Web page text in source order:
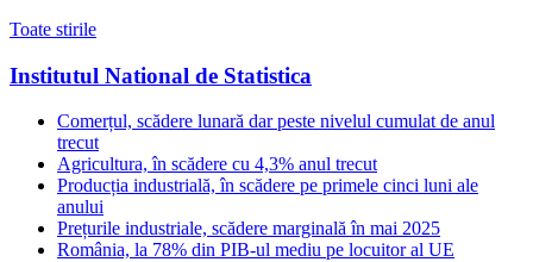
Toate stirile
Institutul National de Statistica
Comerțul, scădere lunară dar peste nivelul cumulat de anul
trecut
Agricultura, în scădere cu 4,3% anul trecut
Producția industrială, în scădere pe primele cinci luni ale
anului
Prețurile industriale, scădere marginală în mai 2025
România, la 78% din PIB-ul mediu pe locuitor al UE